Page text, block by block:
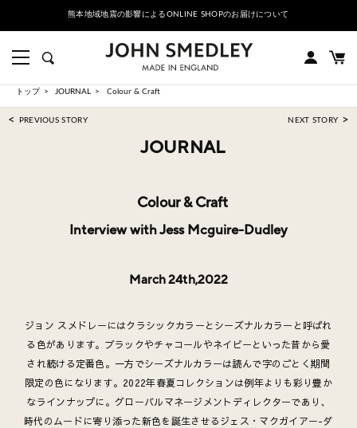
熊本地域地震の影響によるONLINE SHOPのお届けについて
トップ JOURNAL Colour & Craft
< PREVIOUS STORY NEXT STORY >
JOURNAL
Colour & Craft
Interview with Jess Mcguire-Dudley
March 24th,2022
ジョン スメドレーにはクラシックカラーとシーズナルカラーと呼ばれ
る色があります。ブラックやチャコールやネイビーといった昔から愛
され続ける定番色。一方でシーズナルカラーは読んで字のごとく期間
限定の色になります。2022年春夏コレクションは例年よりも彩り豊か
なラインナップに。グローバルマネージメントディレクターであり、
時代のムードに寄り添った新色を誕生させるジェス・マクガイアー-ダ